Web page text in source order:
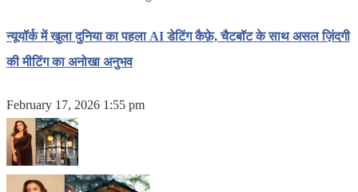
न्यूयॉर्क में खुला दुनिया का पहला AI डेटिंग कैफ़े, चैटबॉट के साथ असल ज़िंदगी
की मीटिंग का अनोखा अनुभव
February 17, 2026 1:55 pm